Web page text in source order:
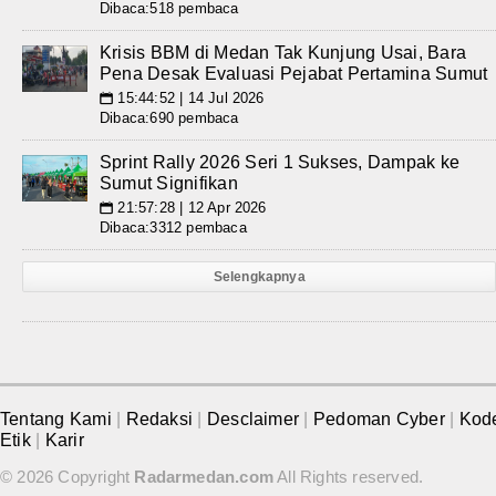
Dibaca:518 pembaca
Krisis BBM di Medan Tak Kunjung Usai, Bara
Pena Desak Evaluasi Pejabat Pertamina Sumut
📅 15:44:52 | 14 Jul 2026
Dibaca:690 pembaca
Sprint Rally 2026 Seri 1 Sukses, Dampak ke
Sumut Signifikan
📅 21:57:28 | 12 Apr 2026
Dibaca:3312 pembaca
Selengkapnya
Tentang Kami Redaksi Desclaimer Pedoman Cyber
Etik
Karir
© 2026 Copyright Radarmedan.comAll Rights reserved.